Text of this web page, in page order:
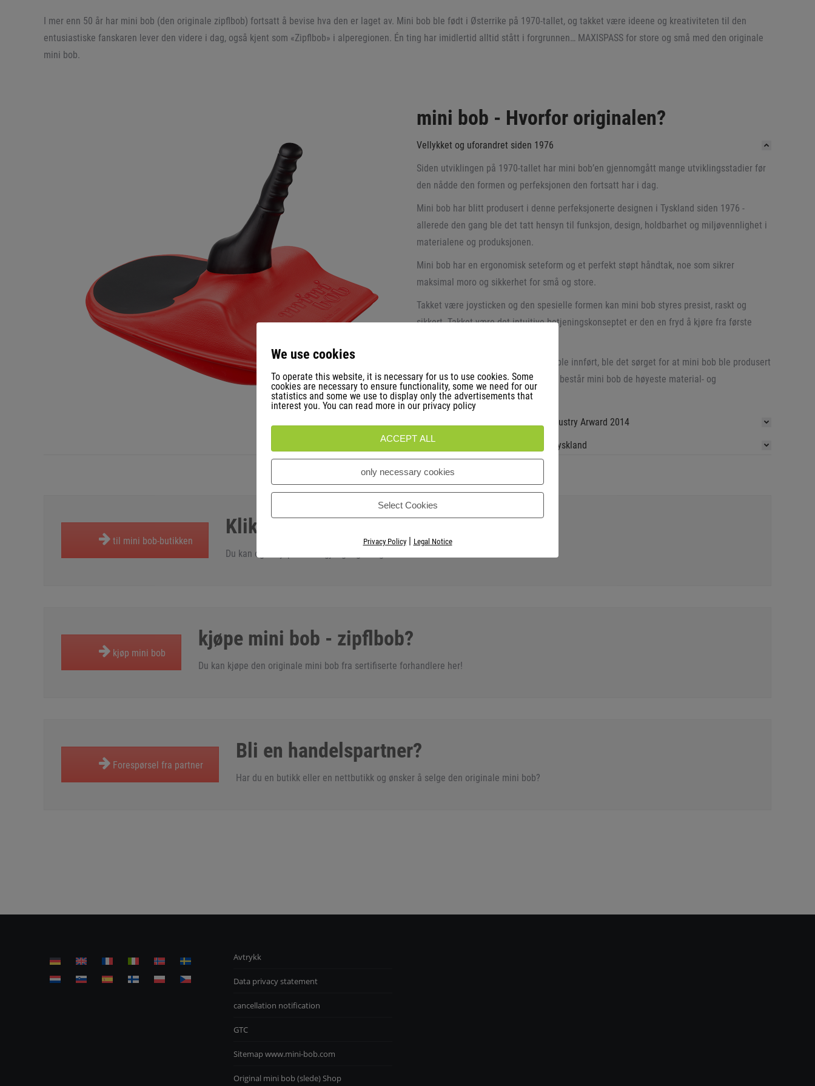
I mer enn 50 år har mini bob (den originale zipflbob) fortsatt å bevise hva den er laget av. Mini bob ble født i Østerrike på 1970-tallet, og takket være ideene og kreativiteten til den
entusiastiske fanskaren lever den videre i dag, også kjent som «Zipflbob» i alperegionen. Én ting har imidlertid alltid stått i forgrunnen… MAXISPASS for store og små med den originale
mini bob.
mini bob - Hvorfor originalen?
Vellykket og uforandret siden 1976
Siden utviklingen på 1970-tallet har mini bob’en gjennomgått mange utviklingsstadier før
den nådde den formen og perfeksjonen den fortsatt har i dag.
Mini bob har blitt produsert i denne perfeksjonerte designen i Tyskland siden 1976 -
allerede den gang ble det tatt hensyn til funksjon, design, holdbarhet og miljøvennlighet i
materialene og produksjonen.
Mini bob har en ergonomisk seteform og et perfekt støpt håndtak, noe som sikrer
maksimal moro og sikkerhet for små og store.
Takket være joysticken og den spesielle formen kan mini bob styres presist, raskt og
sikkert. Takket være det intuitive betjeningskonseptet er den en fryd å kjøre fra første
Allerede mange år før lovgivningen ble innført, ble det sørget for at mini bob ble produsert
ftalatfritt (uten myknere). Selv i dag består mini bob de høyeste material- og
sikkerhetstestene uten noen klager.
Nok en gang hedret med Bob.art Industry Arward 2014
Oppfunnet i Østerrike - produsert i Tyskland
til mini bob-butikken
Klikk her for å gå til nettbutikken
Du kan også kjøpe alle tilgjengelige farger i nettbutikken vår
kjøp mini bob
kjøpe mini bob - zipflbob?
Du kan kjøpe den originale mini bob fra sertifiserte forhandlere her!
Forespørsel fra partner
Bli en handelspartner?
Har du en butikk eller en nettbutikk og ønsker å selge den originale mini bob?
Avtrykk
Data privacy statement
cancellation notification
GTC
Sitemap www.mini-bob.com
Original mini bob (slede) Shop
We use cookies
To operate this website, it is necessary for us to use cookies. Some
cookies are necessary to ensure functionality, some we need for our
statistics and some we use to display only the advertisements that
interest you. You can read more in our privacy policy
ACCEPT ALL
only necessary cookies
Select Cookies
Privacy Policy| Legal Notice